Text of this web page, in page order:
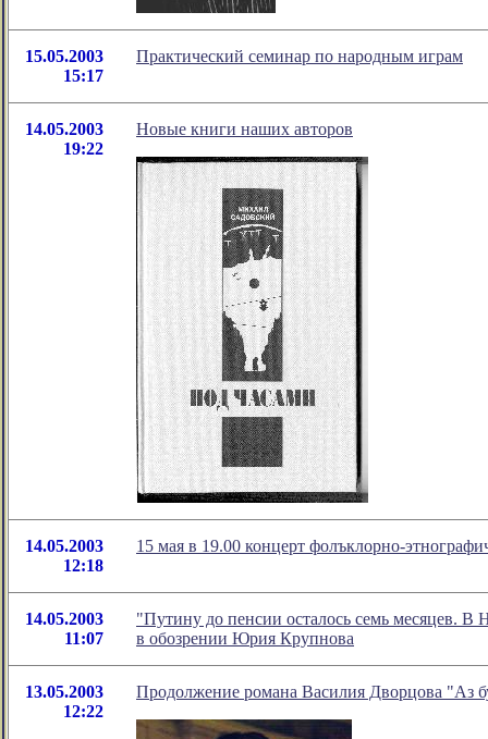
15.05.2003
15:17
Практический семинар по народным играм
14.05.2003
19:22
Новые книги наших авторов
14.05.2003
12:18
15 мая в 19.00 концерт фолъклорно-
14.05.2003
11:07
"Путину до пенсии осталось семь месяцев. В
в обозрении Юрия Крупнова
13.05.2003
12:22
Продолжение романа Василия Дворцова "Аз